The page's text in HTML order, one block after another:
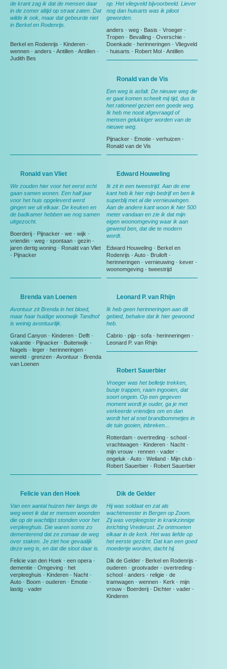
de krant zag ik dat de mensen daar
in de zomer altijd op straat zaten. Dat
wilde ik ook, maar dat gebeurde niet
in Berkel en Rodenrijs.
Berkel en Rodenrijs - Kinderen -
wennen - anders -Antillen -Antillen -
Judith Bes
op. Het vliegveld bijvoorbeeld. Liever
nog dan huisarts was ik piloot
geworden.
anders - weg - Basis - Vroeger -
Tropen - Bevalling - Overschie -
Doenkade - herinneringen - Vliegveld
- huisarts - Robert Mol -Antillen
Ronald van de Vis
Een weg is asfalt. De nieuwe weg die
er gaat komen scheelt mij tijd, dus is
het rationeel gezien een goede weg.
Ik heb me nooit afgevraagd of
mensen gelukkiger worden van de
nieuwe weg.
Pijnacker - Emotie - verhuizen -
Ronald van de Vis
Ronald van Vliet
We zouden hier voor het eerst echt
gaan samen wonen. Een half jaar
voor het huis opgeleverd werd
gingen we uit elkaar. De keuken en
de badkamer hebben we nog samen
uitgezocht.
Boerderij - Pijnacker - we - wijk -
vriendin - weg - spontaan - gezin -
jaren dertig woning - Ronald van Vliet
- Pijnacker
Edward Houweling
Ik zit in een tweestrijd. Aan de ene
kant heb ik hier mijn bedrijf en ben ik
superblij met al die vernieuwingen.
Aan de andere kant woon ik hier 500
meter vandaan en zie ik dat mijn
eigen woonomgeving waar ik aan
gewend ben, dat die te modern
wordt.
Edward Houweling - Berkel en
Rodenrijs -Auto - Bruiloft -
herinneringen - vernieuwing - kever -
woonomgeving - tweestrijd
Brenda van Loenen
Avontuur zit Brenda in het bloed,
maar haar huidige woonwijk Tandhof
is weinig avontuurlijk.
Grand Canyon - Kinderen - Delft -
vakantie - Pijnacker - Buitenwijk -
Nagels - leger - herinneringen -
wereld - grenzen -Avontuur - Brenda
van Loenen
Leonard P. van Rhijn
Ik heb geen herinneringen aan dit
gebied, behalve dat ik hier gewoond
heb.
Cabrio - pijp - sofa - herinneringen -
Leonard P. van Rhijn
Robert Sauerbier
Vroeger was het belletje trekken,
busje trappen, raam ingooien, dat
soort ongein. Op een gegeven
moment wordt je ouder, ga je met
verkeerde vriendjes om en dan
wordt het al snel brandbommetjes in
de tuin gooien, inbreken...
Rotterdam - overtreding - school -
vrachtwagen - Kinderen - Nacht -
mijn vrouw - rennen - vader -
ongeluk -Auto - Weiland - Mijn club -
Robert Sauerbier - Robert Sauerbier
Felicie van den Hoek
Van een aantal huizen hier langs de
weg weet ik dat er mensen woonden
die op de wachtlijst stonden voor het
verpleeghuis. Die waren soms zo
dementerend dat ze zomaar de weg
over staken. Je ziet hoe gevaalijk
deze weg is, en dat die sloot daar is.
Felicie van den Hoek - een opera -
dementie - Omgeving - het
verpleeghuis - Kinderen - Nacht -
Auto - Boom - ouderen - Emotie -
lastig - vader
Dik de Gelder
Hij was soldaat en zat als
wachtmeester in Bergen op Zoom.
Zij was verpleegster in krankzinnige
inrichting Vrederust. Ze ontmoeten
elkaar in de kerk. Het was liefde op
het eerste gezicht. Dat kan een goed
moedertje worden, dacht hij.
Dik de Gelder - Berkel en Rodenrijs -
ouderen - grootvader - overtreding -
school - anders - religie - de
tramwagen - wennen - Kerk - mijn
vrouw - Boerderij - Dichter - vader -
Kinderen